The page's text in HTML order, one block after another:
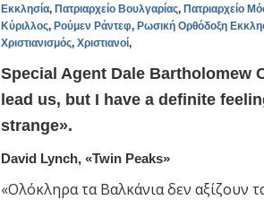
Εκκλησία, Πατριαρχείο Βουλγαρίας, Πατριαρχείο
Κύριλλος, Ρούμεν Ράντεφ, Ρωσική Ορθόδοξη
Χριστιανισμός, Χριστιανοί,
Special Agent Dale Bartholomew
lead us, but I have a definite
strange».
David Lynch, «Twin Peaks»
«Ολόκληρα τα Βαλκάνια δεν αξίζουν